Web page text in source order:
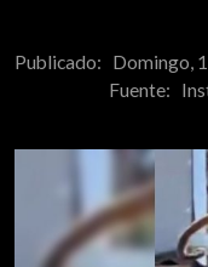
Publicado: Domingo,
Fuente: